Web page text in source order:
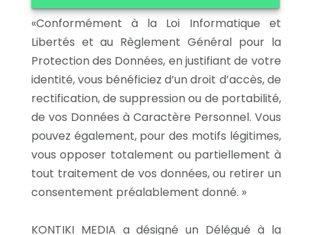
«Conformément à la Loi Informatique et
Libertés et au Règlement Général pour la
Protection des Données, en justifiant de votre
identité, vous bénéficiez d’un droit d’accès, de
rectification, de suppression ou de portabilité,
de vos Données à Caractère Personnel. Vous
pouvez également, pour des motifs légitimes,
vous opposer totalement ou partiellement à
tout traitement de vos données, ou retirer un
consentement préalablement donné. »
KONTIKI MEDIA a désigné un Délégué à la